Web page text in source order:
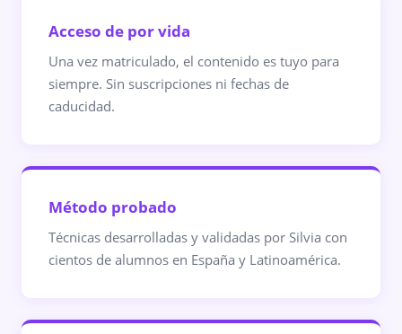
Acceso de por vida
Una vez matriculado, el contenido es tuyo para
siempre. Sin suscripciones ni fechas de
caducidad.
Método probado
Técnicas desarrolladas y validadas por Silvia con
cientos de alumnos en España y Latinoamérica.